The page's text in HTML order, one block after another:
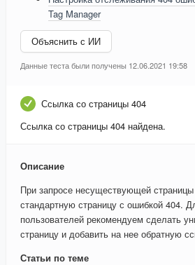
Tag Manager
Объяснить с ИИ
Данные теста были получены 12.06.2021 19:58
Ссылка со страницы 404
Ссылка со страницы 404 найдена.
Описание
При запросе несуществующей
стандартную страницу с ошибкой 404.
пользователей рекомендуем сделать
страницу и добавить на нее обратную
Статьи по теме